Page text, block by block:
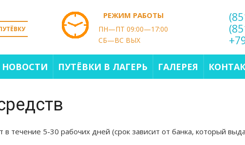
РЕЖИМ РАБОТЫ
ПН—ПТ 09:00—17:00
СБ—ВС ВЫХ
НОВОСТИ ПУТЁВКИ В ЛАГЕРЬ ГАЛЕРЕЯ
течение 5-30 рабочих дней (срок зависит от банка, который